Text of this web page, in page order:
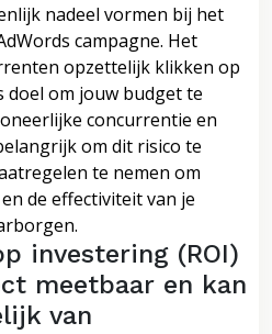
nadeel vormen bij het
campagne. Het
opzettelijk klikken op
doel om jouw budget te
concurrentie en
om dit risico te
te nemen om
de effectiviteit van je
investering (ROI)
meetbaar en kan
van